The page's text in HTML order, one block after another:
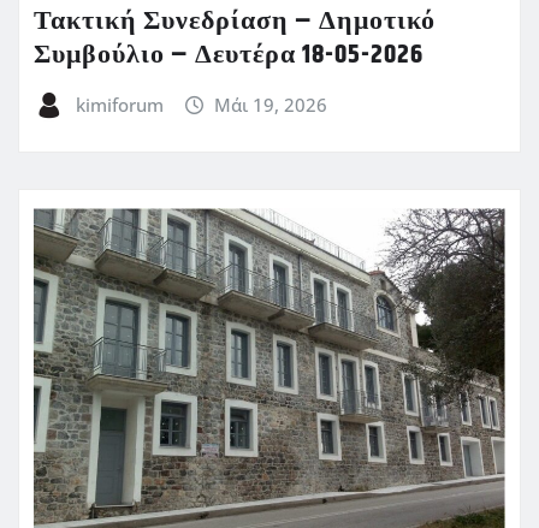
Τακτική Συνεδρίαση – Δημοτικό
Συμβούλιο – Δευτέρα 18-05-2026
kimiforum Μάι 19, 2026